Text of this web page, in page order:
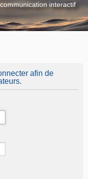
interactif
afin de